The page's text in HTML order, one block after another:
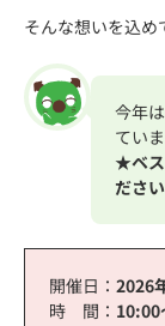
そんな想いを込め
今年
てい
★ベス
ださい
開催日： 2026
時 間：